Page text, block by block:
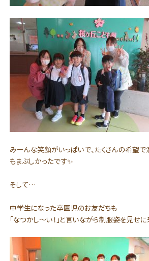
みーんな笑顔がいっぱいで、たくさんの希望で
もまぶしかったです✨
そして…
中学生になった卒園児のお友だちも
「なつかし～い！」と言いながら制服姿を見せ